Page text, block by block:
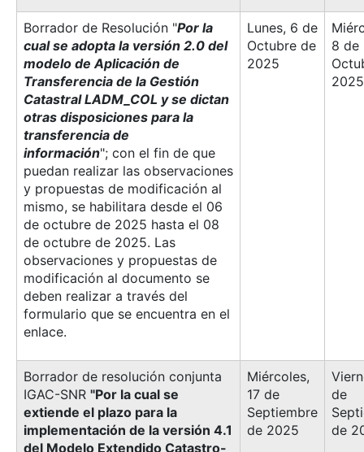
Borrador de Resolución "Por la
cual se adopta la versión 2.0 del
modelo de Aplicación de
Transferencia de la Gestión
Catastral LADM_COL y se dictan
otras disposiciones para la
transferencia de
información"; con el fin de que
puedan realizar las observaciones
y propuestas de modificación al
mismo, se habilitara desde el 06
de octubre de 2025 hasta el 08
de octubre de 2025. Las
observaciones y propuestas de
modificación al documento se
deben realizar a través del
formulario que se encuentra en el
enlace.
Lunes, 6 de
Octubre de
2025
8 de
2025
Borrador de resolución conjunta
IGAC-SNR "Por la cual se
extiende el plazo para la
implementación de la versión 4.1
del Modelo Extendido Catastro-
Miércoles,
17 de
Septiembre
de 2025
de
de